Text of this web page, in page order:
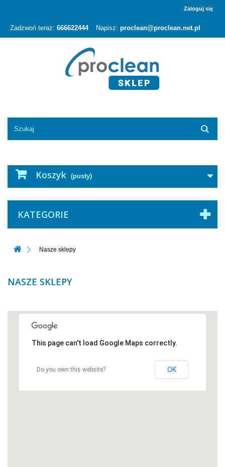
Zaloguj się
Zadzwoń teraz: 666622444 Napisz: proclean@proclean.net.pl
Koszyk (pusty)
KATEGORIE
Nasze sklepy
NASZE SKLEPY
This page can't load Google Maps correctly.
Do you own this website? OK